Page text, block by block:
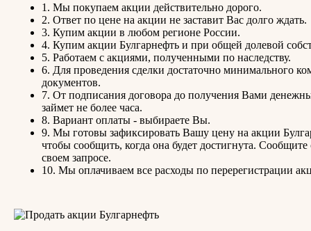
1. Мы покупаем акции действительно дорого.
2. Ответ по цене на акции не заставит Вас долго ждать.
3. Купим акции в любом регионе России.
4. Купим акции Булгарнефть и при общей долевой
5. Работаем с акциями, полученными по наследству.
6. Для проведения сделки достаточно минимального
документов.
7. От подписания договора до получения Вами
займет не более часа.
8. Вариант оплаты - выбираете Вы.
9. Мы готовы зафиксировать Вашу цену на акции
чтобы сообщить, когда она будет достигнута. Сообщите
своем запросе.
10. Мы оплачиваем все расходы по перерегистрации